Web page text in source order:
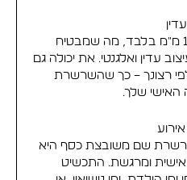
השרשרת מגיעה בעובי של 1 מ"מ בלבד, מה שמבטיח
עדין ואלגנטי. את יכולה גם
רצונך – כך שהשרשרת
האישי שלך.
שם משובצת כסף היא
ומרגשת. התכשיט